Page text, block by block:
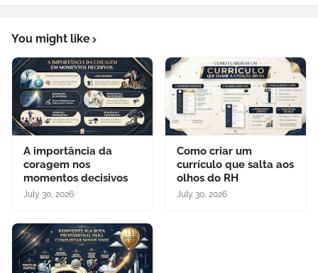
You might like
A importância da
coragem nos
momentos decisivos
July 30, 2026
Como criar um
currículo que salta aos
olhos do RH
July 30, 2026